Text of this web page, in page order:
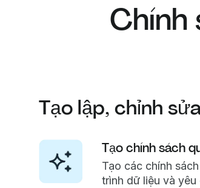
Tạo lập, chỉnh
Tạo chính sách
Tạo các chính
trình dữ liệu và